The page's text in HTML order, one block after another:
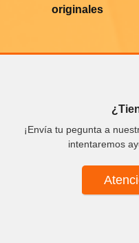
originales
¡Envía tu pegunta a
intentaremos